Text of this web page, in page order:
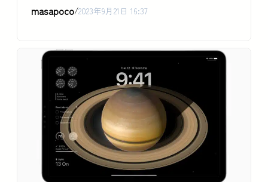
masapoco/2023年9月21日 16:37